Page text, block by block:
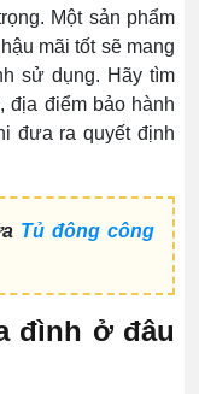
Một sản phẩm
mãi tốt sẽ mang
sử dụng. Hãy tìm
địa điểm bảo hành
đưa ra quyết định
Tủ đông công
đình ở đâu